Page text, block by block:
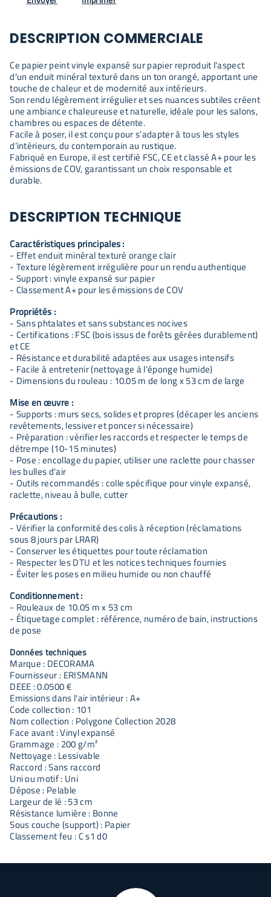
DESCRIPTION COMMERCIALE
Ce papier peint vinyle expansé sur papier reproduit l'aspect
d'un enduit minéral texturé dans un ton orangé, apportant une
touche de chaleur et de modernité aux intérieurs.
Son rendu légèrement irrégulier et ses nuances subtiles créent
une ambiance chaleureuse et naturelle, idéale pour les salons,
chambres ou espaces de détente.
Facile à poser, il est conçu pour s’adapter à tous les styles
d’intérieurs, du contemporain au rustique.
Fabriqué en Europe, il est certifié FSC, CE et classé A+ pour les
émissions de COV, garantissant un choix responsable et
durable.
DESCRIPTION TECHNIQUE
Caractéristiques principales :
- Effet enduit minéral texturé orange clair
- Texture légèrement irrégulière pour un rendu authentique
- Support : vinyle expansé sur papier
- Classement A+ pour les émissions de COV
Propriétés :
- Sans phtalates et sans substances nocives
- Certifications : FSC (bois issus de forêts gérées durablement)
et CE
- Résistance et durabilité adaptées aux usages intensifs
- Facile à entretenir (nettoyage à l'éponge humide)
- Dimensions du rouleau : 10.05 m de long x 53 cm de large
Mise en œuvre :
- Supports : murs secs, solides et propres (décaper les anciens
revêtements, lessiver et poncer si nécessaire)
- Préparation : vérifier les raccords et respecter le temps de
détrempe (10-15 minutes)
- Pose : encollage du papier, utiliser une raclette pour chasser
les bulles d'air
- Outils recommandés : colle spécifique pour vinyle expansé,
raclette, niveau à bulle, cutter
Précautions :
- Vérifier la conformité des colis à réception (réclamations
sous 8 jours par LRAR)
- Conserver les étiquettes pour toute réclamation
- Respecter les DTU et les notices techniques fournies
- Éviter les poses en milieu humide ou non chauffé
Conditionnement :
- Rouleaux de 10.05 m x 53 cm
- Étiquetage complet : référence, numéro de bain, instructions
de pose
Données techniques
Marque : DECORAMA
Fournisseur : ERISMANN
DEEE : 0.0500 €
Emissions dans l'air intérieur : A+
Code collection : 101
Nom collection : Polygone Collection 2028
Face avant : Vinyl expansé
Grammage : 200 g/m²
Nettoyage : Lessivable
Raccord : Sans raccord
Uni ou motif : Uni
Dépose : Pelable
Largeur de lé : 53 cm
Résistance lumière : Bonne
Sous couche (support) : Papier
Classement feu : C s1 d0